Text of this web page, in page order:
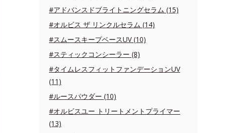
#アドバンスドブライトニングセラム (15)
#オルビス ザ リンクルセラム (14)
#スムースキープベースUV (10)
#スティックコンシーラー (8)
#タイムレスフィットファンデーションUV
(11)
#ルースパウダー (10)
#オルビスユー トリートメントプライマー
(13)